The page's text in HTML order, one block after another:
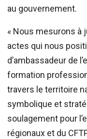
au gouvernement.
« Nous mesurons à
actes qui nous
d’ambassadeur de
formation
travers le territoire
symbolique et
soulagement pour
régionaux et du